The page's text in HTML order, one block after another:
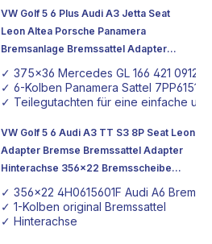
VW Golf 5 6 Plus Audi A3 Jetta Seat
Leon Altea Porsche Panamera
Bremsanlage Bremssattel Adapter
375x36 Tuning Adapter mit TÜV
Teilegutachten
✓ 375x36 Mercedes GL 166 421 0912
✓ 6-Kolben Panamera Sattel
✓ Teilegutachten für eine einfache
VW Golf 5 6 Audi A3 TT S3 8P Seat Leon
Adapter Bremse Bremssattel Adapter
Hinterachse 356x22 Bremsscheibe
Tuning Adapter
✓ 356x22 4H0615601F Audi A6
✓ 1-Kolben original Bremssattel
✓ Hinterachse